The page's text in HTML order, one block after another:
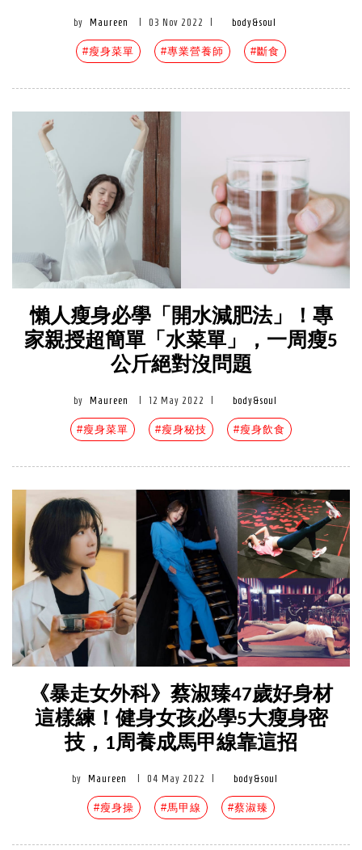
by Maureen 03 Nov 2022 body&soul
#瘦身菜單 #專業營養師 #斷食
懶人瘦身必學「開水減肥法」！專
家親授超簡單「水菜單」，一周瘦5
公斤絕對沒問題
by Maureen 12 May 2022 body&soul
#瘦身菜單 #瘦身秘技 #瘦身飲食
《暴走女外科》蔡淑臻47歲好身材
這樣練！健身女孩必學5大瘦身密
技，1周養成馬甲線靠這招
by Maureen 04 May 2022 body&soul
#瘦身操 #馬甲線 #蔡淑臻